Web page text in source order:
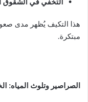
هذا التكيف يُظهر مدى
مبتكرة.
الصراصير وتلوث المياه: